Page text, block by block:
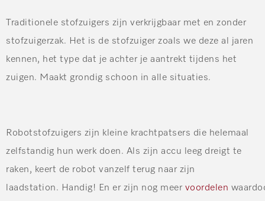
Traditionele stofzuigers zijn verkrijgbaar met en zonder
stofzuigerzak. Het is de stofzuiger zoals we deze al jaren
kennen, het type dat je achter je aantrekt tijdens het
zuigen. Maakt grondig schoon in alle situaties.
Robotstofzuigers zijn kleine krachtpatsers die helemaal
zelfstandig hun werk doen. Als zijn accu leeg dreigt te
raken, keert de robot vanzelf terug naar zijn
laadstation. Handig! En er zijn nog meer voordelen